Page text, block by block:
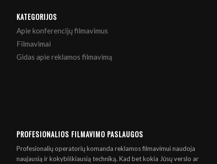
KATEGORIJOS
Apie konferencijų filmavimus
Filmavimai
Gidas apie reklamos filmavimą
PROFESIONALIOS FILMAVIMO PASLAUGOS
Profesionalių operatorių komanda reklamos filmavimui naudoja
naujausią ir kokybiškiausią techniką. Kad bet kokia Jūsų verslo ar